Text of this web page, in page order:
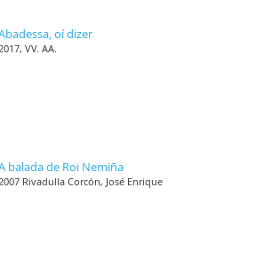
oí dizer
VV. AA.
balada de Roi Nemiña
Rivadulla Corcón, José Enrique